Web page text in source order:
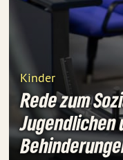
Kinder
Rede zum
Jugendlichen